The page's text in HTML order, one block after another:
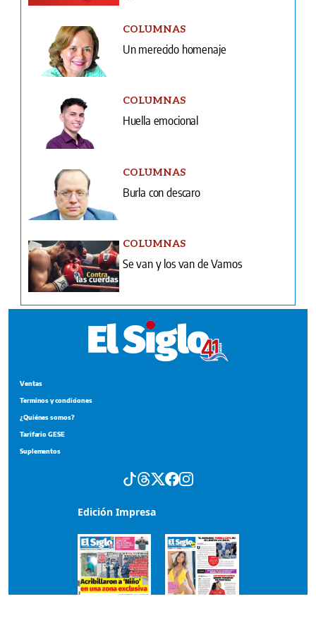
COLUMNAS
Un merecido homenaje
COLUMNAS
Huella emocional
COLUMNAS
Burla con descaro
COLUMNAS
Se van y los van de Vamos
Ventas
Terminos y condiciones
¿Quiénes somos?
Tarifario GESE
Suplementos
Edición Impresa